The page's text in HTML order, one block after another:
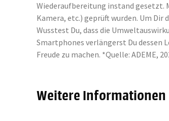
Wiederaufbereitung instand gesetzt.
Kamera, etc.) geprüft wurden. Um
Wusstest Du, dass die
Smartphones verlängerst Du dessen
Freude zu machen. *Quelle: ADEME,
Weitere Informationen